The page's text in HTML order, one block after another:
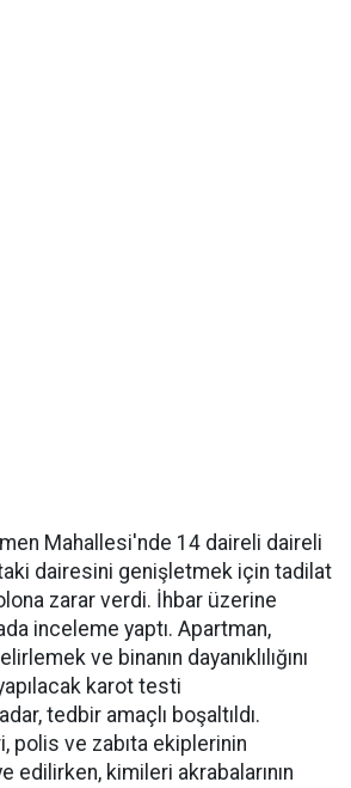
Mahallesi'nde 14 daireli daireli
dairesini genişletmek için tadilat
zarar verdi. İhbar üzerine
inceleme yaptı. Apartman,
ve binanın dayanıklılığını
karot testi
tedbir amaçlı boşaltıldı.
polis ve zabıta ekiplerinin
edilirken, kimileri akrabalarının